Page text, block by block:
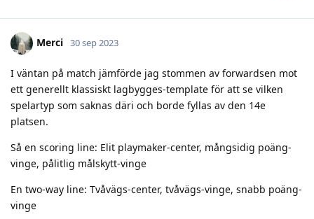
Merci 30 sep 2023
I väntan på match jämförde jag stommen av forwardsen mot
ett generellt klassiskt lagbygges-template för att se vilken
spelartyp som saknas däri och borde fyllas av den 14e
platsen.
Så en scoring line: Elit playmaker-center, mångsidig poäng-
vinge, pålitlig målskytt-vinge
En two-way line: Tvåvägs-center, tvåvägs-vinge, snabb poäng-
vinge